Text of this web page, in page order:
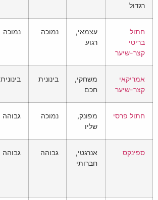
רגדול
חתול
בריטי
קצר-שיער
עצמאי,
רגוע
נמוכה נמוכה
אמריקאי
קצר-שיער
משחקי,
חכם
בינונית בינונית
חתול פרסי
מפונק,
שליו
נמוכה גבוהה
ספינקס
אנרגטי,
חברותי
גבוהה גבוהה